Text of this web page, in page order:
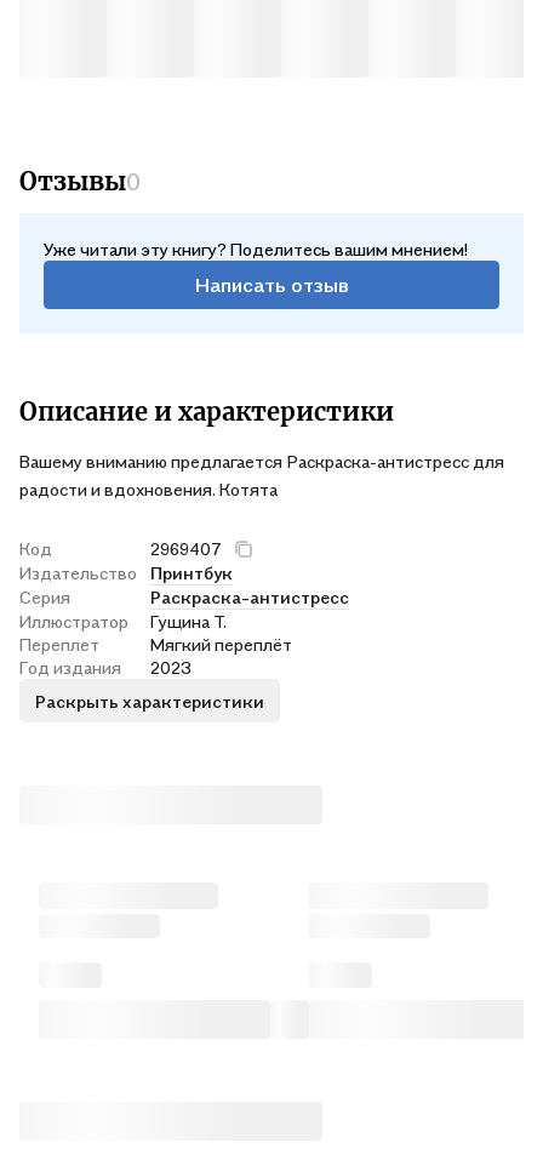
Отзывы0
Уже читали эту книгу? Поделитесь вашим мнением!
Написать отзыв
Описание и характеристики
Вашему вниманию предлагается Раскраска-антистресс для
радости и вдохновения. Котята
Код
2969407
Издательство
Принтбук
Серия
Раскраска-антистресс
Иллюстратор
Гущина Т.
Переплет
Мягкий переплёт
Год издания
2023
Раскрыть характеристики